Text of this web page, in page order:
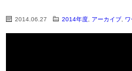
2014.06.27 2014年度 アーカイブ